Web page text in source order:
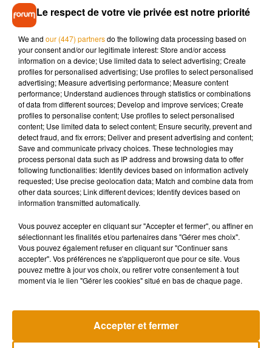
des motos. Il vous aimait tous"
, témoigne-t-il.
@gabekhouth
pic.twitter.com/xPUYT6dFOq
— Sam Vincent (@SamVincent71)July 26, 2019
Adam Horowitz, fondateur de la série "Once upon a time", a
lui aussi tenu à lui adresser un dernier message :
"Gabe était
un homme adorable, un incroyable talent, une part indélébile
de [la série] depuis le début. Mais plus important encore, il
était notre ami. Il va nous manquer"
Terribly saddened to learn of the passing of Gabe Khouth...
a lovely man, a great talent, and an indelible part of Once
Upon A Time since the beginning. But more importantly, he
— Adam Horowitz (@AdamHorowitzLA)July 26, 2019
Madonna sort enfin le remix de « Love
Le respect de votre vie privée est notre priorité
We and our (447) partnersdo the following data processing based on
your consent and/or our legitimate interest: Store and/or access
information on a device; Use limited data to select advertising; Create
profiles for personalised advertising; Use profiles to select personalised
advertising; Measure advertising performance; Measure content
performance; Understand audiences through statistics or combinations
of data from different sources; Develop and improve services; Create
profiles to personalise content; Use profiles to select personalised
content; Use limited data to select content; Ensure security, prevent and
detect fraud, and fix errors; Deliver and present advertising and content;
Save and communicate privacy choices. These technologies may
process personal data such as IP address and browsing data to offer
following functionalities: Identify devices based on information actively
requested; Use precise geolocation data; Match and combine data from
other data sources; Link different devices; Identify devices based on
information transmitted automatically.
Vous pouvez accepter en cliquant sur "Accepter et fermer", ou affiner en
sélectionnant les finalités et/ou partenaires dans "Gérer mes choix".
Vous pouvez également refuser en cliquant sur "Continuer sans
accepter". Vos préférences ne s'appliqueront que pour ce site. Vous
pouvez mettre à jour vos choix, ou retirer votre consentement à tout
moment via le lien "Gérer les cookies" situé en bas de chaque page.
Accepter et fermer